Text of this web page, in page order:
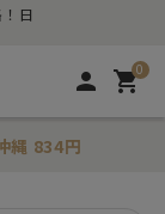
日
person 0
shopping_cart
縄 834円